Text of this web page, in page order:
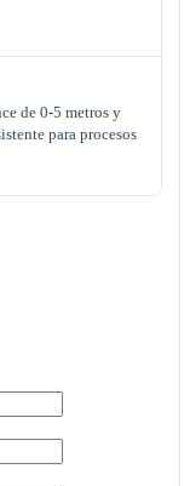
de 0-5 metros y
para procesos